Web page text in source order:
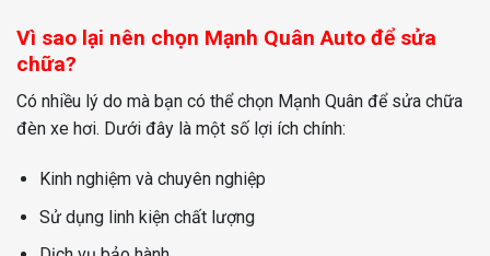
Vì sao lại nên chọn Mạnh Quân Auto để sửa
chữa?
Có nhiều lý do mà bạn có thể chọn Mạnh Quân để sửa chữa
đèn xe hơi. Dưới đây là một số lợi ích chính:
Kinh nghiệm và chuyên nghiệp
Sử dụng linh kiện chất lượng